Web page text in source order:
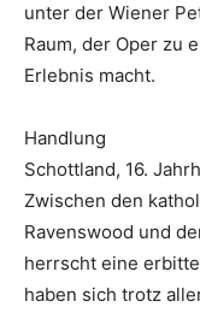
unter der Wiener
Raum, der Oper zu
Erlebnis macht.
Handlung
Schottland, 16.
Zwischen den
Ravenswood und
herrscht eine
haben sich trotz